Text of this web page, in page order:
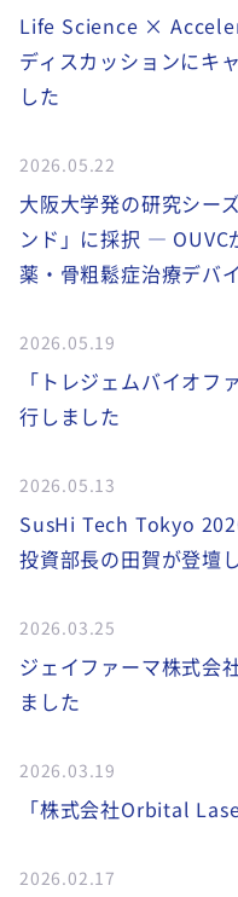
Life Science ×
ディスカッションにキ
した
2026.05.22
大阪大学発の研究シー
ンド」に採択 ― OUVC
薬・骨粗鬆症治療デバ
2026.05.19
「トレジェムバイオフ
行しました
2026.05.13
SusHi Tech Tokyo
投資部長の田賀が登壇
2026.03.25
ジェイファーマ株式会
ました
2026.03.19
「株式会社Orbital
2026.02.17